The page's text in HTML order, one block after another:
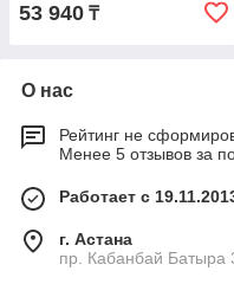
53 940 ₸
О нас
Рейтинг не
Менее 5 отзывов за
Работает с
г. Астана
пр. Кабанбай Батыра